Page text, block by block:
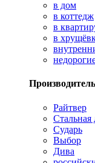
в дом
в коттедж
в
в
Производитель
Райтвер
Стальная
Сударь
Выбор
Дива